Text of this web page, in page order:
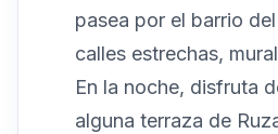
pasea por el barrio
calles estrechas,
En la noche, disfruta
alguna terraza de